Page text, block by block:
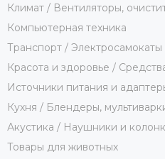
Климат / Вентиляторы,
Компьютерная техника
Транспорт /
Красота и здоровье /
Источники питания и
Кухня / Блендеры,
Акустика / Наушники и
Товары для животных